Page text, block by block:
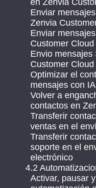
en Zenvia
Enviar
Zenvia
Enviar
Customer Cloud
Envio mensajes
Customer Cloud
Optimizar el
mensajes con IA
Volver a
contactos en
Transferir
ventas en el
Transferir
soporte en el
electrónico
4.2
Activar, pausar